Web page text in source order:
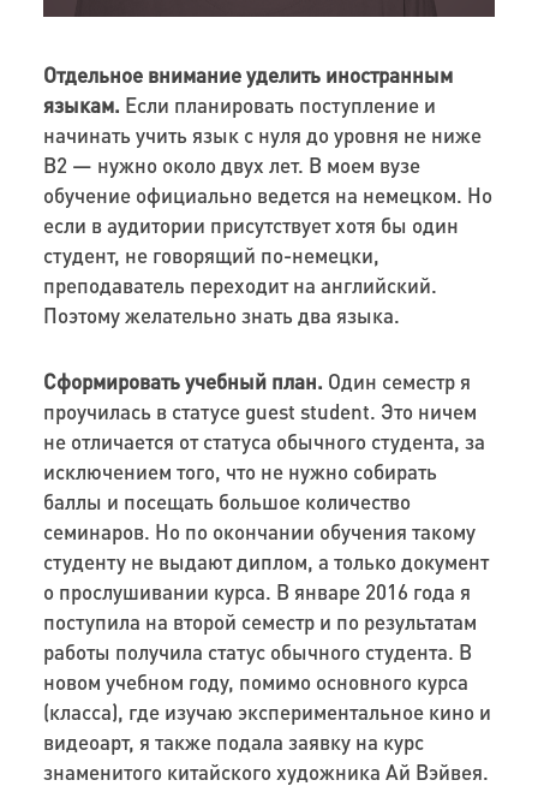
Отдельное внимание уделить иностранным
языкам. Если планировать поступление и
начинать учить язык с нуля до уровня не ниже
B2 — нужно околодвух лет. В моем вузе
обучение официально ведется на немецком. Но
если в аудитории присутствует хотя бы один
студент, не говорящий по-немецки,
преподаватель переходит на английский.
Поэтому желательно знать два языка.
Сформировать учебный план. Один семестр я
проучилась в статусе guest student. Это ничем
не отличается от статуса обычного студента, за
исключением того, что не нужно собирать
баллы и посещать большое количество
семинаров. Но по окончании обучения такому
студенту не выдают диплом, а только документ
о прослушивании курса. В январе 2016 года я
поступила на второй семестр и по результатам
работы получила статус обычного студента. В
новом учебном году, помимо основного курса
(класса), где изучаю экспериментальное кино и
видеоарт, я также подала заявку на курс
знаменитого китайского художника Ай Вэйвея.